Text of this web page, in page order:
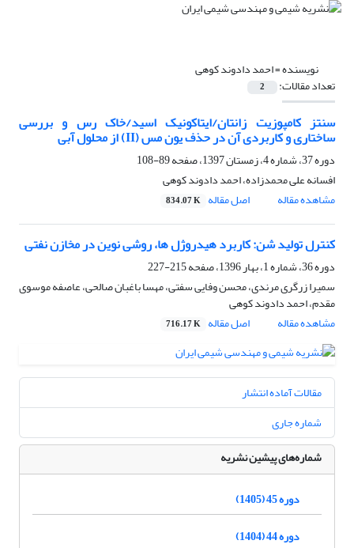
نویسنده =احمد دادوند کوهی
تعداد مقالات: 2
سنتز کامپوزیت زانتان/ایتاکونیک اسید/خاک رس و بررسی
ساختاری و کاربردی آن در حذف یون مس (II) از محلول آبی
دوره 37، شماره 4، زمستان 1397، صفحه
89-108
افسانه علی محمدزاده، احمد دادوند کوهی
مشاهده مقاله
اصل مقاله 834.07 K
کنترل تولید شن: کاربرد هیدروژل ها، روشی نوین در مخازن نفتی
دوره 36، شماره 1، بهار 1396، صفحه
215-227
سمیرا زرگری مرندی، محسن وفایی سفتی، مهسا باغبان صالحی، عاصفه موسوی
مقدم، احمد دادوند کوهی
مشاهده مقاله
اصل مقاله 716.17 K
مقالات آماده انتشار
شماره جاری
شماره‌های پیشین نشریه
دوره 45 (1405)
دوره 44 (1404)